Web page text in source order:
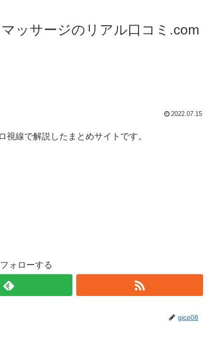
マッサージのリアル口コミ.com
2022.07.15
線で解説したまとめサイトです。
ォローする
gicp08